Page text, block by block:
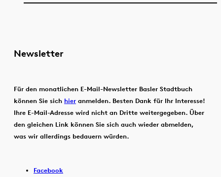
Newsletter
Für den monatlichen E-Mail-Newsletter Basler Stadtbuch
können Sie sich hier anmelden. Besten Dank für Ihr Interesse!
Ihre E-Mail-Adresse wird nicht an Dritte weitergegeben. Über
den gleichen Link können Sie sich auch wieder abmelden,
was wir allerdings bedauern würden.
Facebook